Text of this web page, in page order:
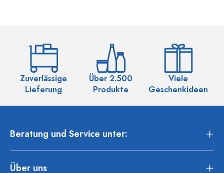
Zuverlässige
Lieferung
Über 2.500
Produkte
Viele
Geschenkideen
Beratung und Service unter:
Über uns